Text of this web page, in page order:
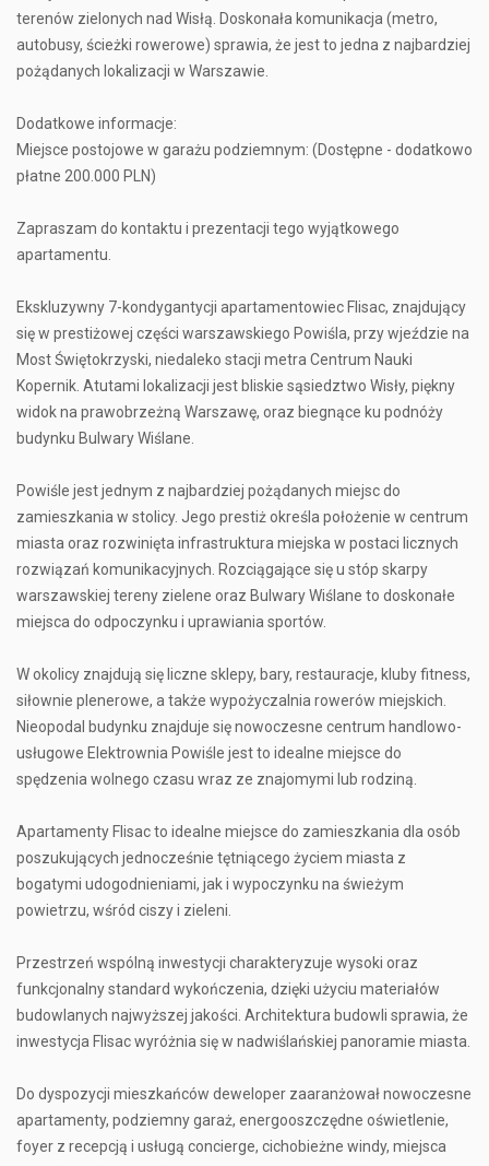
terenów zielonych nad Wisłą. Doskonała komunikacja (metro,
autobusy, ścieżki rowerowe) sprawia, że jest to jedna z najbardziej
pożądanych lokalizacji w Warszawie.
Dodatkowe informacje:
Miejsce postojowe w garażu podziemnym: (Dostępne - dodatkowo
płatne 200.000 PLN)
Zapraszam do kontaktu i prezentacji tego wyjątkowego
apartamentu.
Ekskluzywny 7-kondygantycji apartamentowiec Flisac, znajdujący
się w prestiżowej części warszawskiego Powiśla, przy wjeździe na
Most Świętokrzyski, niedaleko stacji metra Centrum Nauki
Kopernik. Atutami lokalizacji jest bliskie sąsiedztwo Wisły, piękny
widok na prawobrzeżną Warszawę, oraz biegnące ku podnóży
budynku Bulwary Wiślane.
Powiśle jest jednym z najbardziej pożądanych miejsc do
zamieszkania w stolicy. Jego prestiż określa położenie w centrum
miasta oraz rozwinięta infrastruktura miejska w postaci licznych
rozwiązań komunikacyjnych. Rozciągające się u stóp skarpy
warszawskiej tereny zielene oraz Bulwary Wiślane to doskonałe
miejsca do odpoczynku i uprawiania sportów.
W okolicy znajdują się liczne sklepy, bary, restauracje, kluby fitness,
siłownie plenerowe, a także wypożyczalnia rowerów miejskich.
Nieopodal budynku znajduje się nowoczesne centrum handlowo-
usługowe Elektrownia Powiśle jest to idealne miejsce do
spędzenia wolnego czasu wraz ze znajomymi lub rodziną.
Apartamenty Flisac to idealne miejsce do zamieszkania dla osób
poszukujących jednocześnie tętniącego życiem miasta z
bogatymi udogodnieniami, jak i wypoczynku na świeżym
powietrzu, wśród ciszy i zieleni.
Przestrzeń wspólną inwestycji charakteryzuje wysoki oraz
funkcjonalny standard wykończenia, dzięki użyciu materiałów
budowlanych najwyższej jakości. Architektura budowli sprawia, że
inwestycja Flisac wyróżnia się w nadwiślańskiej panoramie miasta.
Do dyspozycji mieszkańców deweloper zaaranżował nowoczesne
apartamenty, podziemny garaż, energooszczędne oświetlenie,
foyer z recepcją i usługą concierge, cichobieżne windy, miejsca